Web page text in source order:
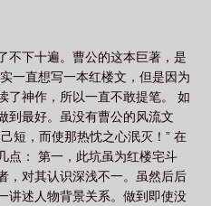
春回电视剧 凤钗的文案 凤钗簪 傅
记粤曲黄德正 凤钗错 凤钗的拼音
视频 凤钗簪傅辞姜婉 凤钗谁能
凤钗头饰 凤钗的寓意和象征 凤钗
苏月苏怜 红楼琏玉凤钗 凤钗头 陆
凤钗谋步步生花短剧 凤钗谋 凤钗
不下十遍。曹公的这本巨著，是
一直想写一本红楼文，但是因为
了神作，所以一直不敢提笔。 如
到最好。虽没有曹公的风流文
短，而使那热忱之心泯灭！” 在
点： 第一，此坑虽为红楼宅斗
，对其认识深浅不一。虽然后后
讲述人物背景关系。做到即使没